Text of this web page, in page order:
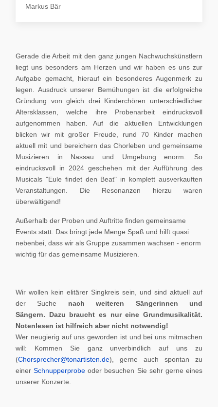
Markus Bär
Gerade die Arbeit mit den ganz jungen Nachwuchskünstlern
liegt uns besonders am Herzen und wir haben es uns zur
Aufgabe gemacht, hierauf ein besonderes Augenmerk zu
legen. Ausdruck unserer Bemühungen ist die erfolgreiche
Gründung von gleich drei Kinderchören unterschiedlicher
Altersklassen, welche ihre Probenarbeit eindrucksvoll
aufgenommen haben. Auf die aktuellen Entwicklungen
blicken wir mit großer Freude, rund 70 Kinder machen
aktuell mit und bereichern das Chorleben und gemeinsame
Musizieren in Nassau und Umgebung enorm. So
eindrucksvoll in 2024 geschehen mit der Aufführung des
Musicals "Eule findet den Beat" in komplett ausverkauften
Veranstaltungen. Die Resonanzen hierzu waren
überwältigend!
Außerhalb der Proben und Auftritte finden gemeinsame
Events statt. Das bringt jede Menge Spaß und hilft quasi
nebenbei, dass wir als Gruppe zusammen wachsen - enorm
wichtig für das gemeinsame Musizieren.
Wir wollen kein elitärer Singkreis sein, und sind aktuell auf
der Suche nach weiteren Sängerinnen und
Sängern. Dazu braucht es nur eine Grundmusikalität.
Notenlesen ist hilfreich aber nicht notwendig!
Wer neugierig auf uns geworden ist und bei uns mitmachen
will: Kommen Sie ganz unverbindlich auf uns zu
(Chorsprecher@tonartisten.de), gerne auch spontan zu
einerSchnupperprobe oder besuchen Sie sehr gerne eines
unserer Konzerte.